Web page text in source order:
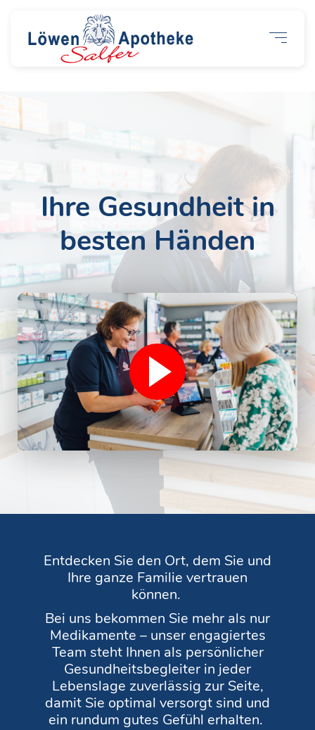
Ihre Gesundheit in
besten Händen
Entdecken Sie den Ort, dem Sie und
Ihre ganze Familie vertrauen
können.
Bei uns bekommen Sie mehr als nur
Medikamente – unser engagiertes
Team steht Ihnen als persönlicher
Gesundheitsbegleiter in jeder
Lebenslage zuverlässig zur Seite,
damit Sie optimal versorgt sind und
ein rundum gutes Gefühl erhalten.